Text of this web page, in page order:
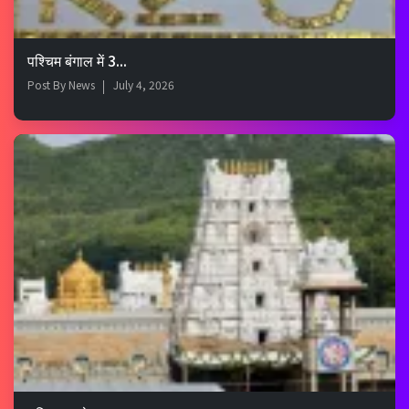
पश्चिम बंगाल में 3...
Post By News July 4, 2026